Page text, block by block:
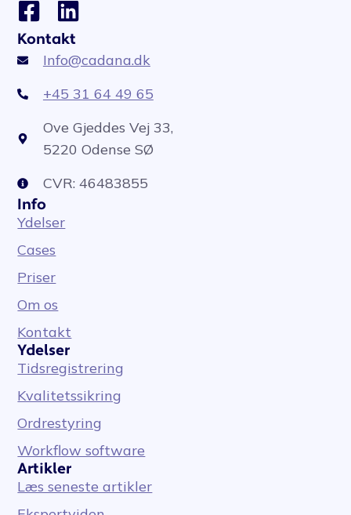
Kontakt
Info@cadana.dk
+45 31 64 49 65
Ove Gjeddes Vej 33,
5220 Odense SØ
CVR: 46483855
Info
Ydelser
Cases
Priser
Om os
Kontakt
Ydelser
Tidsregistrering
Kvalitetssikring
Ordrestyring
Workflow software
Artikler
Læs seneste artikler